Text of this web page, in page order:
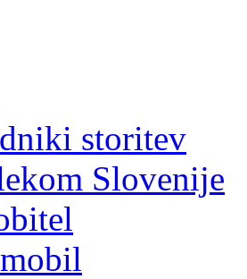
storitev
Slovenije